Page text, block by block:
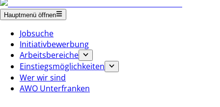
Hauptmenü öffnen
Jobsuche
Initiativbewerbung
Arbeitsbereiche
Einstiegsmöglichkeiten
Wer wir sind
AWO Unterfranken